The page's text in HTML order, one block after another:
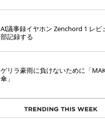
AI議事録イヤホン Zenchord 1 レビ
部記録する
ゲリラ豪雨に負けないために「
傘」